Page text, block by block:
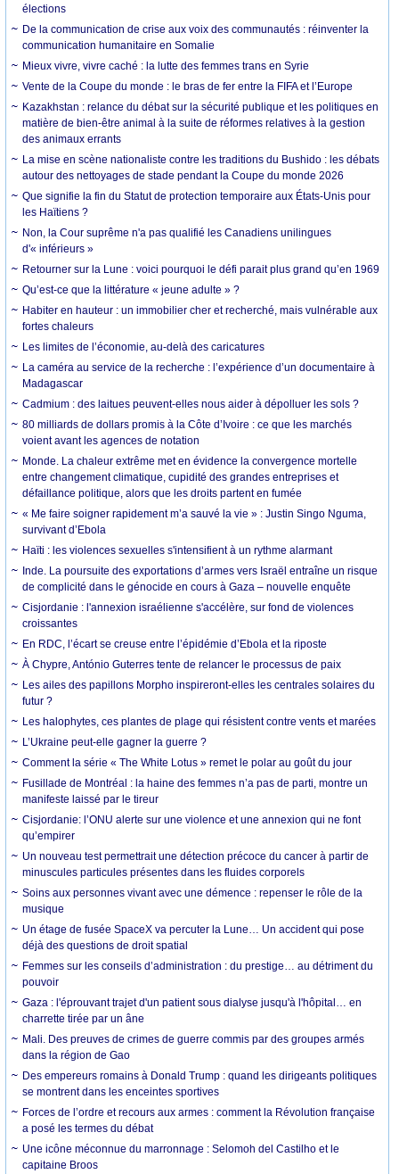
élections
De la communication de crise aux voix des communautés : réinventer la
communication humanitaire en Somalie
Mieux vivre, vivre caché : la lutte des femmes trans en Syrie
Vente de la Coupe du monde : le bras de fer entre la FIFA et l’Europe
Kazakhstan : relance du débat sur la sécurité publique et les politiques en
matière de bien-être animal à la suite de réformes relatives à la gestion
des animaux errants
La mise en scène nationaliste contre les traditions du Bushido : les débats
autour des nettoyages de stade pendant la Coupe du monde 2026
Que signifie la fin du Statut de protection temporaire aux États-Unis pour
les Haïtiens ?
Non, la Cour suprême n'a pas qualifié les Canadiens unilingues
d'« inférieurs »
Retourner sur la Lune : voici pourquoi le défi parait plus grand qu’en 1969
Qu’est-ce que la littérature « jeune adulte » ?
Habiter en hauteur : un immobilier cher et recherché, mais vulnérable aux
fortes chaleurs
Les limites de l’économie, au-delà des caricatures
La caméra au service de la recherche : l’expérience d’un documentaire à
Madagascar
Cadmium : des laitues peuvent-elles nous aider à dépolluer les sols ?
80 milliards de dollars promis à la Côte d’Ivoire : ce que les marchés
voient avant les agences de notation
Monde. La chaleur extrême met en évidence la convergence mortelle
entre changement climatique, cupidité des grandes entreprises et
défaillance politique, alors que les droits partent en fumée
« Me faire soigner rapidement m’a sauvé la vie » : Justin Singo Nguma,
survivant d’Ebola
Haïti : les violences sexuelles s'intensifient à un rythme alarmant
Inde. La poursuite des exportations d’armes vers Israël entraîne un risque
de complicité dans le génocide en cours à Gaza – nouvelle enquête
Cisjordanie : l'annexion israélienne s'accélère, sur fond de violences
croissantes
En RDC, l’écart se creuse entre l’épidémie d’Ebola et la riposte
À Chypre, António Guterres tente de relancer le processus de paix
Les ailes des papillons Morpho inspireront-elles les centrales solaires du
futur ?
Les halophytes, ces plantes de plage qui résistent contre vents et marées
L’Ukraine peut-elle gagner la guerre ?
Comment la série « The White Lotus » remet le polar au goût du jour
Fusillade de Montréal : la haine des femmes n’a pas de parti, montre un
manifeste laissé par le tireur
Cisjordanie: l’ONU alerte sur une violence et une annexion qui ne font
qu’empirer
Un nouveau test permettrait une détection précoce du cancer à partir de
minuscules particules présentes dans les fluides corporels
Soins aux personnes vivant avec une démence : repenser le rôle de la
musique
Un étage de fusée SpaceX va percuter la Lune… Un accident qui pose
déjà des questions de droit spatial
Femmes sur les conseils d’administration : du prestige… au détriment du
pouvoir
Gaza : l'éprouvant trajet d'un patient sous dialyse jusqu'à l'hôpital… en
charrette tirée par un âne
Mali. Des preuves de crimes de guerre commis par des groupes armés
dans la région de Gao
Des empereurs romains à Donald Trump : quand les dirigeants politiques
se montrent dans les enceintes sportives
Forces de l’ordre et recours aux armes : comment la Révolution française
a posé les termes du débat
Une icône méconnue du marronnage : Selomoh del Castilho et le
capitaine Broos